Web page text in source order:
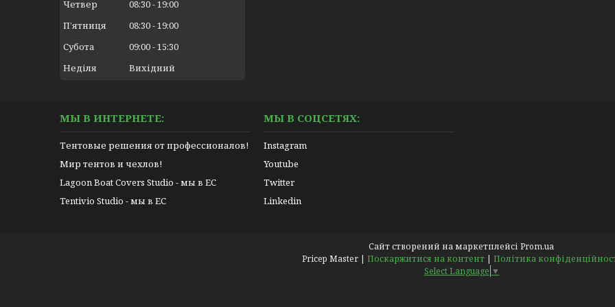
Четвер 08:30 19:00
Пʼятниця
08:30 19:00
Субота
09:00 15:30
Неділя
Вихідний
МЫ В ИНТЕРНЕТЕ:
Тентовые решения от профессионалов!
Мир тентов и чехлов!
Lagoon Boat Covers Studio - мы в ЕС
Tentivio Studio - мы в ЕС
МЫ В СОЦСЕТЯХ:
Instagram
Youtube
Twitter
Linkedin
Сайт створений на маркетплейсі Prom.ua
Pricep Master | Поскаржитися на контент | Політика
Select Language ▼